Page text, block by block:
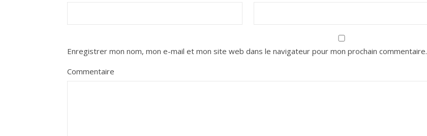
Enregistrer mon nom, mon e-mail et mon site web dans le navigateur pour mon prochain commentaire.
Commentaire